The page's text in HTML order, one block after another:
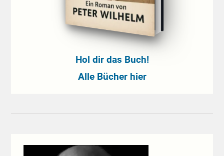
Hol dir das Buch!
Alle Bücher hier